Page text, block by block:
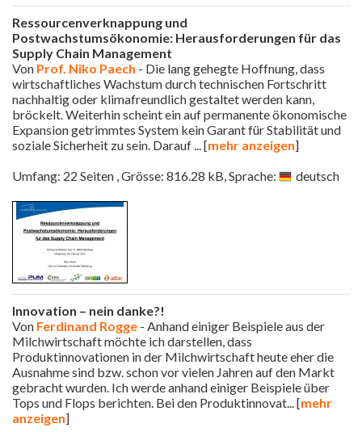
Ressourcenverknappung und
Postwachstumsökonomie: Herausforderungen für das
Supply Chain Management
Von Prof. Niko Paech - Die lang gehegte Hoffnung, dass
wirtschaftliches Wachstum durch technischen Fortschritt
nachhaltig oder klimafreundlich gestaltet werden kann,
bröckelt. Weiterhin scheint ein auf permanente ökonomische
Expansion getrimmtes System kein Garant für Stabilität und
soziale Sicherheit zu sein. Darauf... [mehr anzeigen]
Umfang: 22 Seiten , Grösse: 816.28 kB, Sprache:
deutsch
Innovation – nein danke?!
Von Ferdinand Rogge - Anhand einiger Beispiele aus der
Milchwirtschaft möchte ich darstellen, dass
Produktinnovationen in der Milchwirtschaft heute eher die
Ausnahme sind bzw. schon vor vielen Jahren auf den Markt
gebracht wurden. Ich werde anhand einiger Beispiele über
Tops und Flops berichten. Bei den Produktinnovat... [mehr
anzeigen]